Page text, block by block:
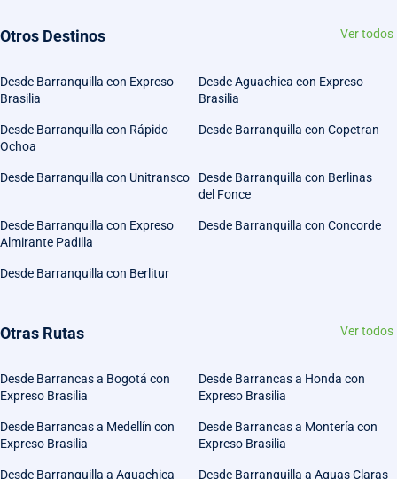
Otros Destinos Ver todos
Desde Barranquilla con Expreso
Brasilia
Desde Aguachica con Expreso
Brasilia
Desde Barranquilla con Rápido
Ochoa
Desde Barranquilla con Copetran
Desde Barranquilla con Unitransco
Desde Barranquilla con Berlinas
del Fonce
Desde Barranquilla con Expreso
Almirante Padilla
Desde Barranquilla con Concorde
Desde Barranquilla con Berlitur
Otras Rutas Ver todos
Desde Barrancas a Bogotá con
Expreso Brasilia
Desde Barrancas a Honda con
Expreso Brasilia
Desde Barrancas a Medellín con
Expreso Brasilia
Desde Barrancas a Montería con
Expreso Brasilia
Desde Barranquilla a Aguachica
Desde Barranquilla a Aguas Claras